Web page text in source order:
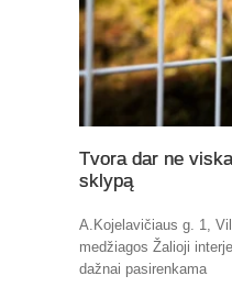
Tvora dar ne
sklypą
A.Kojelavičiaus g. 1,
medžiagos Žalioji
dažnai pasirenkama